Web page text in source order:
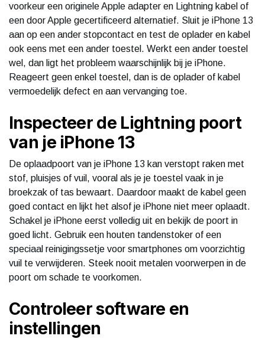
voorkeur een originele Apple adapter en Lightning kabel of
een door Apple gecertificeerd alternatief. Sluit je iPhone 13
aan op een ander stopcontact en test de oplader en kabel
ook eens met een ander toestel. Werkt een ander toestel
wel, dan ligt het probleem waarschijnlijk bij je iPhone.
Reageert geen enkel toestel, dan is de oplader of kabel
vermoedelijk defect en aan vervanging toe.
Inspecteer de Lightning poort
van je iPhone 13
De oplaadpoort van je iPhone 13 kan verstopt raken met
stof, pluisjes of vuil, vooral als je je toestel vaak in je
broekzak of tas bewaart. Daardoor maakt de kabel geen
goed contact en lijkt het alsof je iPhone niet meer oplaadt.
Schakel je iPhone eerst volledig uit en bekijk de poort in
goed licht. Gebruik een houten tandenstoker of een
speciaal reinigingssetje voor smartphones om voorzichtig
vuil te verwijderen. Steek nooit metalen voorwerpen in de
poort om schade te voorkomen.
Controleer software en
instellingen